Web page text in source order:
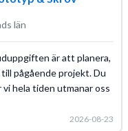
län
är att planera,
pågående projekt. Du
hela tiden utmanar oss
2026-08-23